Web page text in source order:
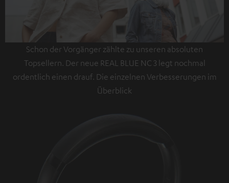
Play
Video
Schon der Vorgänger zählte zu unseren absoluten
Topsellern. Der neue REAL BLUE NC 3 legt nochmal
ordentlich einen drauf. Die einzelnen Verbesserungen im
Überblick